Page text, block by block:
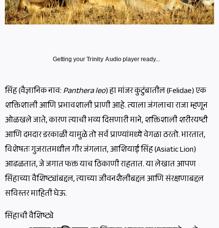
Getting yourTrinity Audio player ready...
सिंह (वैज्ञानिक नाव:Panthera leo) हा मांजर कुटुंबातील (Felidae) एक
शक्तिशाली आणि प्रभावशाली प्राणी आहे. त्याला जंगलाचा राजा म्हणून
ओळखले जाते, कारण त्याची भव्य दिसणारी माने, शक्तिशाली शरीरयष्टी
आणि दमदार डरकाळी यामुळे तो सर्व प्राण्यांमध्ये वेगळा ठरतो. भारतात,
विशेषतः गुजरातमधील गीर जंगलात, आशियाई सिंह (Asiatic Lion)
आढळतात, जे जगात फक्त याच ठिकाणी राहतात. या लेखात आपण
सिंहाच्या वैशिष्ट्यांबद्दल, त्याच्या जीवनशैलीबद्दल आणि संरक्षणाबद्दल
सविस्तर माहिती घेऊ.
सिंहाची वैशिष्ट्ये